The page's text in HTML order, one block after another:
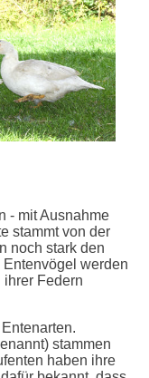
- mit Ausnahme
stammt von der
noch stark den
werden
Federn
stammen
haben ihre